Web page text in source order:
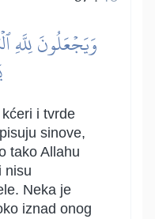
وَيَجۡعَلُونَ لِلَّهِ
i tvrde
sinove,
tako Allahu
nisu
Neka je
iznad onog